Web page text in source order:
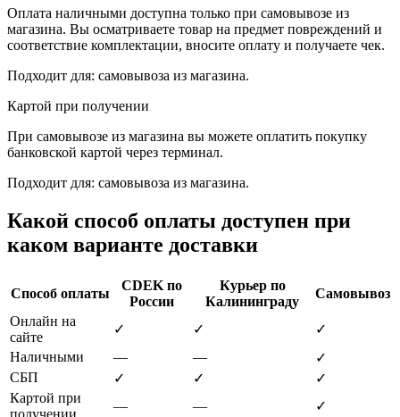
Оплата наличными доступна только при самовывозе из
магазина. Вы осматриваете товар на предмет повреждений и
соответствие комплектации, вносите оплату и получаете чек.
Подходит для: самовывоза из магазина.
Картой при получении
При самовывозе из магазина вы можете оплатить покупку
банковской картой через терминал.
Подходит для: самовывоза из магазина.
Какой способ оплаты доступен при
каком варианте доставки
Способ оплаты
CDEK по
России
Курьер по
Калининграду
Самовывоз
Онлайн на
сайте
✓ ✓
✓
Наличными
— —
✓
СБП
✓ ✓
✓
Картой при
получении
— — ✓